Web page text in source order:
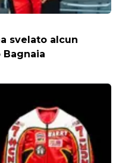
svelato alcun